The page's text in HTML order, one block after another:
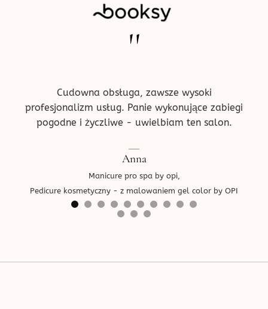
''
Cudowna obsługa, zawsze wysoki
profesjonalizm usług. Panie wykonujące zabiegi
pogodne i życzliwe - uwielbiam ten salon.
Anna
Manicure pro spa by opi,
Pedicure kosmetyczny - z malowaniem gel color by OPI